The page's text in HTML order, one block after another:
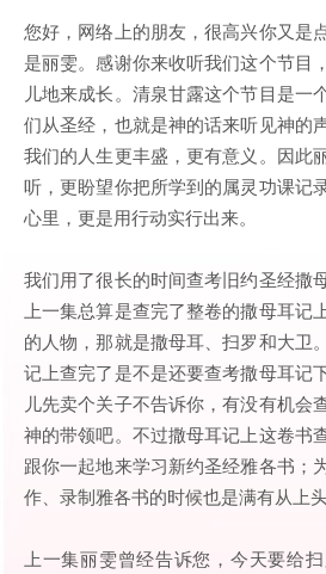
您好，网络上的朋友，很高兴你又是
是丽雯。感谢你来收听我们这个节目
儿地来成长。清泉甘露这个节目是一
们从圣经，也就是神的话来听见神的
我们的人生更丰盛，更有意义。因此
听，更盼望你把所学到的属灵功课记
心里，更是用行动实行出来。
我们用了很长的时间查考旧约圣经撒
上一集总算是查完了整卷的撒母耳记
的人物，那就是撒母耳、扫罗和大卫
记上查完了是不是还要查考撒母耳记
儿先卖个关子不告诉你，有没有机会
神的带领吧。不过撒母耳记上这卷书
跟你一起地来学习新约圣经雅各书；
作、录制雅各书的时候也是满有从上头
上一集丽雯曾经告诉您，今天要给